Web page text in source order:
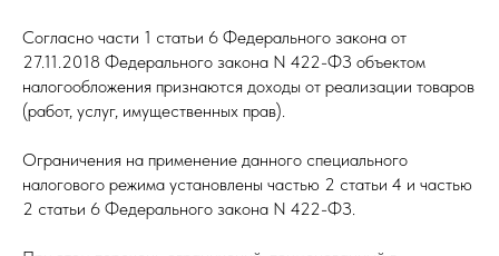
Согласно части 1 статьи 6 Федерального закона от
27.11.2018 Федерального закона N 422-ФЗ объектом
налогообложения признаются доходы от реализации товаров
(работ, услуг, имущественных прав).
Ограничения на применение данного специального
налогового режима установлены частью 2 статьи 4 и частью
2 статьи 6 Федерального закона N 422-ФЗ.